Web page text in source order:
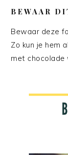
BEWAAR
Bewaar deze
Zo kun je hem
met chocolade